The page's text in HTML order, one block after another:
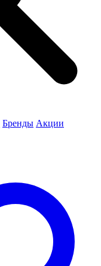
Бренды Акции